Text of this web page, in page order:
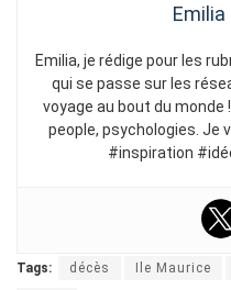
Emilia
Emilia, je rédige pour les
qui se passe sur les
voyage au bout du
people, psychologies. Je
#inspiration
Tags: décès Ile Maurice